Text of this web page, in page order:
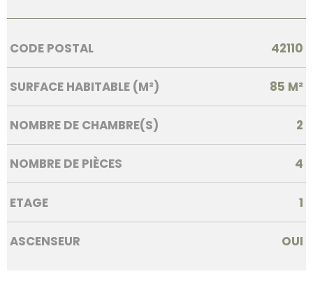
Caractérisque Valeurs
CODE POSTAL 42110
SURFACE HABITABLE (M²) 85 M²
NOMBRE DE CHAMBRE(S) 2
NOMBRE DE PIÈCES 4
ETAGE 1
ASCENSEUR OUI